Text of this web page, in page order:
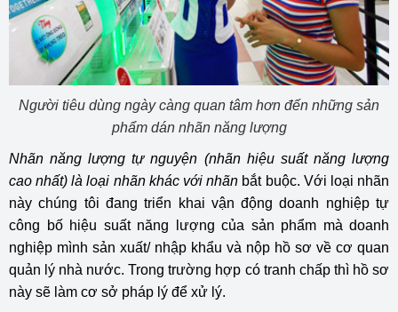
Người tiêu dùng ngày càng quan tâm hơn đến những sản
phẩm dán nhãn năng lượng
Nhãn năng lượng tự nguyện (nhãn hiệu suất năng lượng
cao nhất) là loại nhãn khác với nhãn bắt buộc. Với loại nhãn
này chúng tôi đang triển khai vận động doanh nghiệp tự
công bố hiệu suất năng lượng của sản phẩm mà doanh
nghiệp mình sản xuất/ nhập khẩu và nộp hồ sơ về cơ quan
quản lý nhà nước. Trong trường hợp có tranh chấp thì hồ sơ
này sẽ làm cơ sở pháp lý để xử lý.